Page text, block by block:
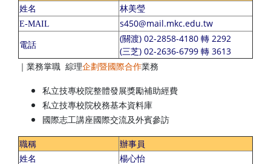
姓名 林美瑩
E-MAIL s450@mail.mkc.edu.tw
電話
(關渡) 02-2858-4180 轉 2292
(三芝) 02-2636-6799 轉 3613
｜業務掌職 綜理企劃暨國際合作業務
私立技專校院整體發展獎勵補助經費
私立技專校院校務基本資料庫
國際志工講座國際交流及外賓參訪
職稱 辦事員
姓名
楊心怡